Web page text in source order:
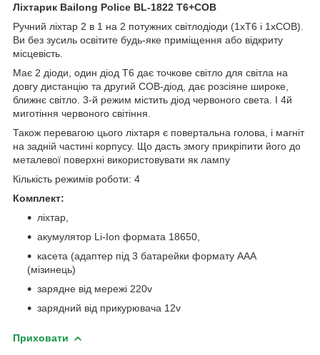
Ліхтарик Bailong Police BL-1822 T6+COB
Ручний ліхтар 2 в 1 на 2 потужних світлодіоди (1xT6 і 1xCOB).
Ви без зусиль освітите будь-яке приміщення або відкриту
місцевість.
Має 2 діоди, один діод T6 дає точкове світло для світла на
довгу дистанцію та другий COB-діод, дає розсіяне широке,
ближнє світло. 3-й режим містить діод червоного света. І 4й
миготіння червоного світіння.
Також перевагою цього ліхтаря є повертальна голова, і магніт
на задній частині корпусу. Що дасть змогу прикріпити його до
металевої поверхні використовувати як лампу
Кількість режимів роботи: 4
Комплект:
ліхтар,
акумулятор Li-Ion формата 18650,
касета (адаптер під 3 батарейки формату AAA
(мізинець)
зарядне від мережі 220v
зарядний від прикурювача 12v
Приховати